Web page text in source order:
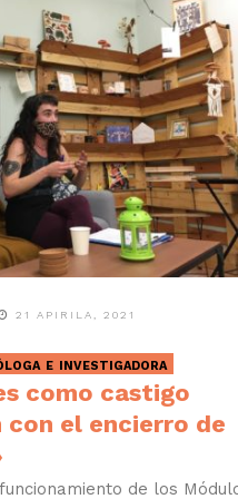
21 APIRILA, 2021
e investigadora
como castigo
con el encierro de
de los